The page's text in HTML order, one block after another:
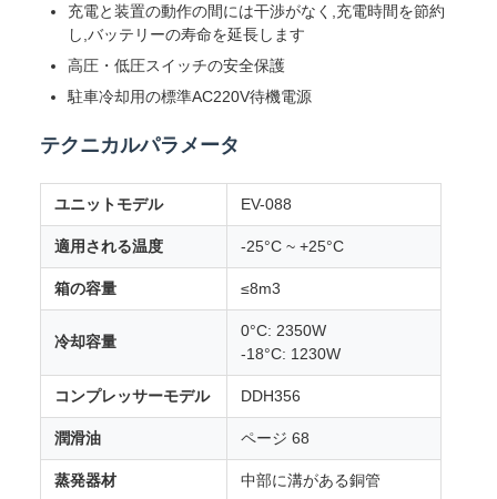
充電と装置の動作の間には干渉がなく,充電時間を節約
し,バッテリーの寿命を延長します
高圧・低圧スイッチの安全保護
駐車冷却用の標準AC220V待機電源
テクニカルパラメータ
ユニットモデル EV-088
適用される温度 -25°C ~ +25°C
箱の容量 ≤8m3
冷却容量
0°C: 2350W
-18°C: 1230W
コンプレッサーモデル DDH356
潤滑油 ページ 68
蒸発器材 中部に溝がある銅管